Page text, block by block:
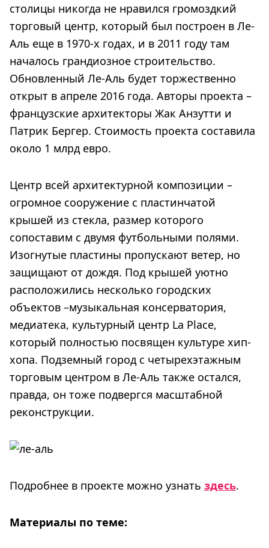
столицы никогда не нравился громоздкий
торговый центр, который был построен в Ле-
Аль еще в 1970-х годах, и в 2011 году там
началось грандиозное строительство.
Обновленный Ле-Аль будет торжественно
открыт в апреле 2016 года. Авторы проекта –
французские архитекторы Жак Анзутти и
Патрик Бергер. Стоимость проекта составила
около 1 млрд евро.
Центр всей архитектурной композиции –
огромное сооружение с пластинчатой
крышей из стекла, размер которого
сопоставим с двумя футбольными полями.
Изогнутые пластины пропускают ветер, но
защищают от дождя. Под крышей уютно
расположились несколько городских
объектов –музыкальная консерватория,
медиатека, культурный центр La Place,
который полностью посвящен культуре хип-
хопа. Подземный город с четырехэтажным
торговым центром в Ле-Аль также остался,
правда, он тоже подвергся масштабной
реконструкции.
Подробнее в проекте можно узнать здесь.
Материалы по теме: